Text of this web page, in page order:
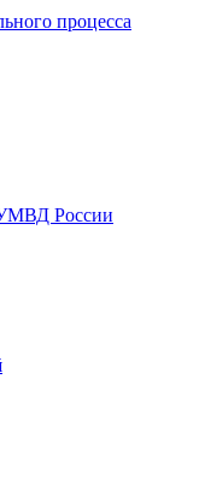
процесса
УМВД России